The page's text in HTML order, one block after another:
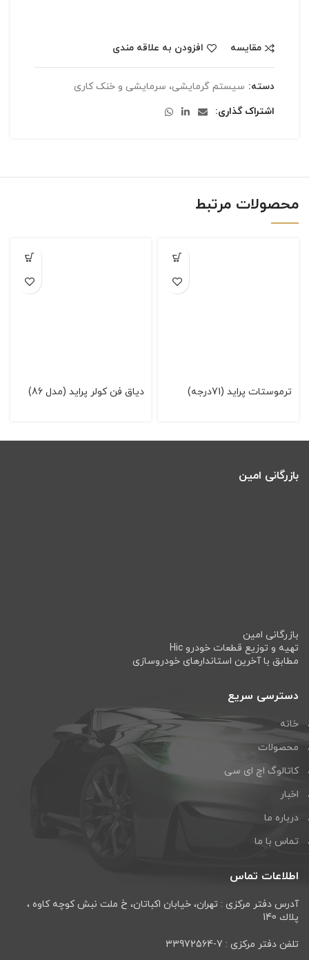
مقایسه افزودن به علاقه مندی
دسته: سیستم گرمایشی، سرمایشی و خنک کاری
اشتراک گذاری
محصولات مرتبط
ترموستات پرايد (71درجه) دیاق فن كولر پراید (مدل 86)
بازرگانی امین
بازرگانی امین
تهیه و توزیع قطعات خودرو Hic
مطابق با آخرین استاندارهای خودروسازی
دسترسی سریع
خانه
محصولات
کاتالوگ اچ ای سی
اخبار
درباره ما
تماس با ما
اطلاعات تماس
آدرس دفتر مرکزی : تهران، خيابان اكباتان، خ ملت نبش كوچه كاوه ،
پلاك 140
تلفن دفتر مرکزی : 7-33972564